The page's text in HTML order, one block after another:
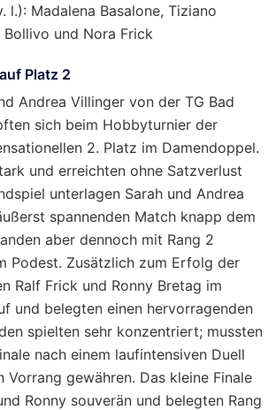
l.): Madalena Basalone, Tiziano
Bollivo und Nora Frick
Platz 2
Andrea Villinger von der TG Bad
sich beim Hobbyturnier der
2. Platz im Damendoppel.
und erreichten ohne Satzverlust
unterlagen Sarah und Andrea
spannenden Match knapp dem
aber dennoch mit Rang 2
Podest. Zusätzlich zum Erfolg der
Ralf Frick und Ronny Bretag im
und belegten einen hervorragenden
spielten sehr konzentriert; mussten
nach einem laufintensiven Duell
Vorrang gewähren. Das kleine Finale
Ronny souverän und belegten Rang